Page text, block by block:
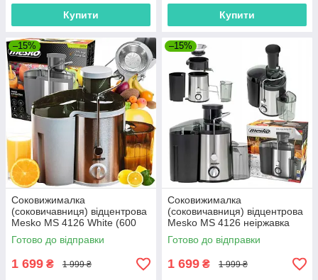
Купити Купити
–15%
Соковижималка
(соковичавниця) відцентрова
Mesko MS 4126 White (600
Вт, Польща)
Готово до відправки
1 699 ₴ 1 999 ₴
–15%
Соковижималка
(соковичавниця) відцентрова
Mesko MS 4126 неіржавка
сталь + чорний (600 Вт,
Польща)
Готово до відправки
1 699 ₴ 1 999 ₴